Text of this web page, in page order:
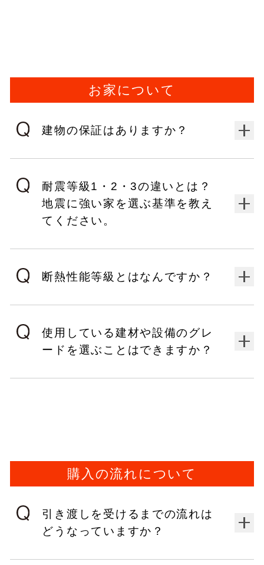
お家について
建物の保証はありますか？
耐震等級1・2・3の違いとは？
地震に強い家を選ぶ基準を教え
てください。
断熱性能等級とはなんですか？
使用している建材や設備のグレ
ードを選ぶことはできますか？
購入の流れについて
引き渡しを受けるまでの流れは
どうなっていますか？